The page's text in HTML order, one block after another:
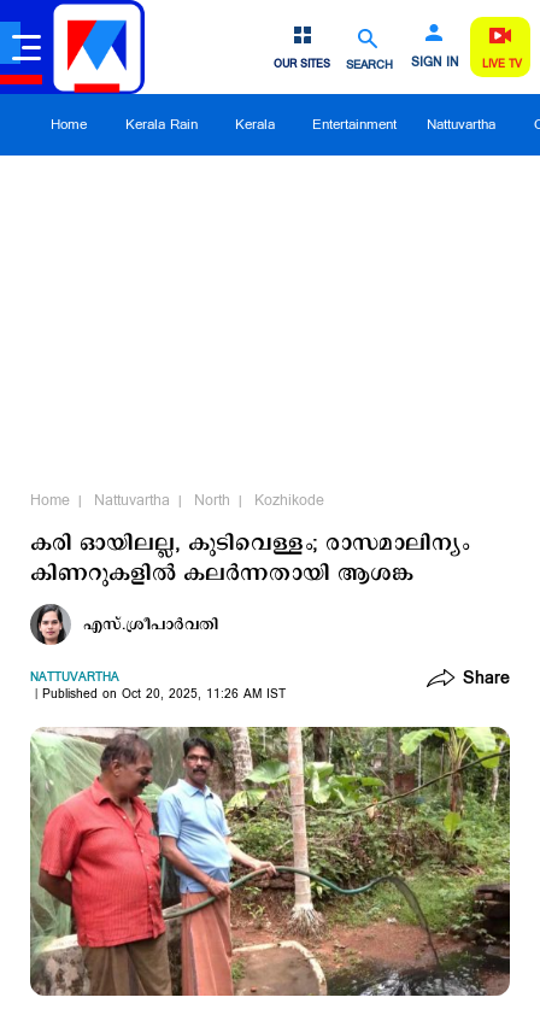
SEARCH SIGN IN
OUR SITES LIVE TV
Home Kerala Rain Kerala Entertainment Nattuvartha
Home Nattuvartha North Kozhikode
കരി ഓയിലല്ല, കുടിവെള്ളം; രാസമാലിന്യം
കിണറുകളില്‍ കലര്‍ന്നതായി ആശങ്ക
എസ്.ശ്രീപാര്‍വതി
NATTUVARTHA
Published on Oct 20, 2025, 11:26 AM IST
Share